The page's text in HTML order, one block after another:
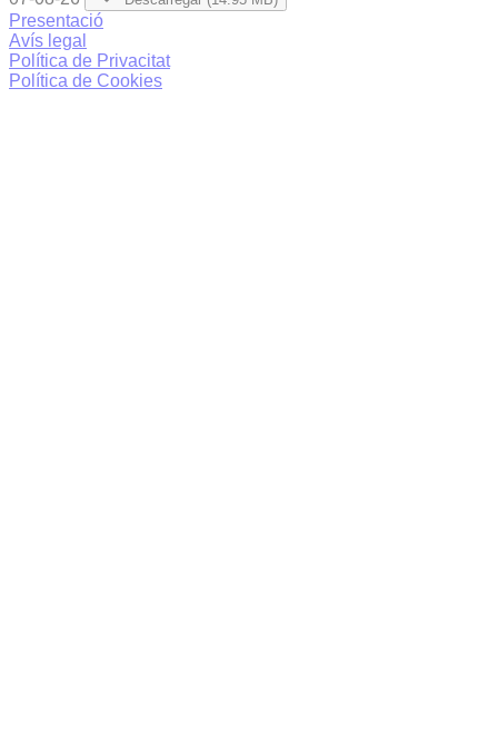
Presentació
Avís legal
Política de Privacitat
Política de Cookies